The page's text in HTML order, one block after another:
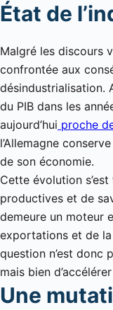
État de
Malgré les discours
confrontée aux
désindustrialisation.
du PIB dans les
aujourd’hui proche
l’Allemagne
de son économie.
Cette évolution
productives et de
demeure un moteur
exportations et de la
question n’est donc
mais bien
Une